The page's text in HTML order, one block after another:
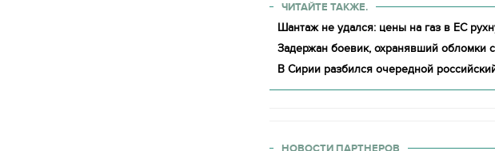
ЧИТАЙТЕ ТАКЖЕ.
Шантаж не удался: цены на газ в ЕС
Задержан боевик, охранявший обломки
В Сирии разбился очередной
НОВОСТИ ПАРТНЕРОВ